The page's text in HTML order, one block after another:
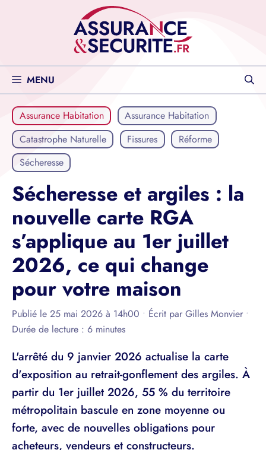
MENU
Assurance Habitation
Assurance Habitation
Catastrophe Naturelle
Fissures
Réforme
Sécheresse
Sécheresse et argiles : la
nouvelle carte RGA
s’applique au 1er juillet
2026, ce qui change
pour votre maison
Publié le 25 mai 2026 à 14h00 • Écrit par Gilles Monvier •
Durée de lecture : 6 minutes
L'arrêté du 9 janvier 2026 actualise la carte
d'exposition au retrait-gonflement des argiles. À
partir du 1er juillet 2026, 55 % du territoire
métropolitain bascule en zone moyenne ou
forte, avec de nouvelles obligations pour
acheteurs, vendeurs et constructeurs.